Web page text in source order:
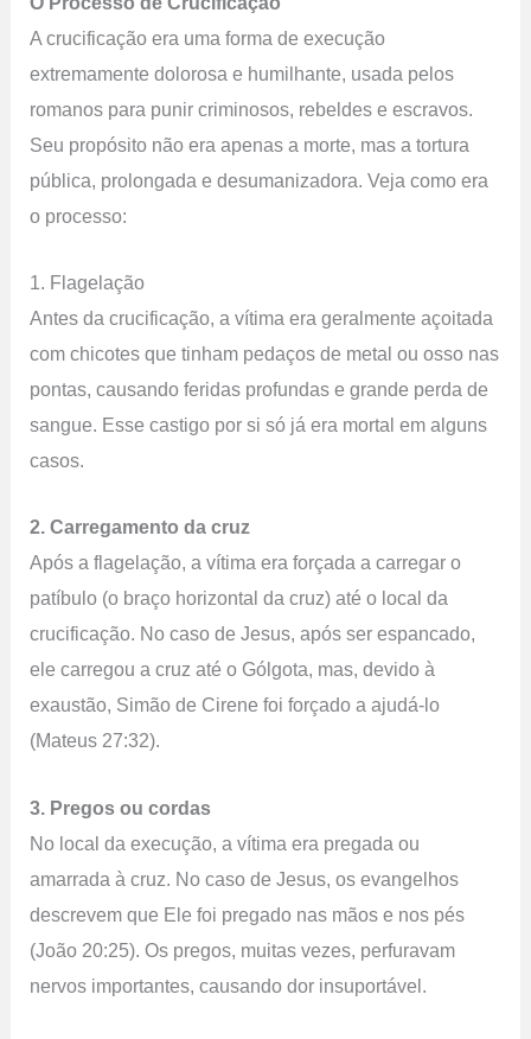
A crucificação era uma forma de execução
extremamente dolorosa e humilhante, usada pelos
romanos para punir criminosos, rebeldes e escravos.
Seu propósito não era apenas a morte, mas a tortura
pública, prolongada e desumanizadora. Veja como era
o processo:
1. Flagelação
Antes da crucificação, a vítima era geralmente açoitada
com chicotes que tinham pedaços de metal ou osso nas
pontas, causando feridas profundas e grande perda de
sangue. Esse castigo por si só já era mortal em alguns
casos.
2. Carregamento da cruz
Após a flagelação, a vítima era forçada a carregar o
patíbulo (o braço horizontal da cruz) até o local da
crucificação. No caso de Jesus, após ser espancado,
ele carregou a cruz até o Gólgota, mas, devido à
exaustão, Simão de Cirene foi forçado a ajudá-lo
(Mateus 27:32).
3. Pregos ou cordas
No local da execução, a vítima era pregada ou
amarrada à cruz. No caso de Jesus, os evangelhos
descrevem que Ele foi pregado nas mãos e nos pés
(João 20:25). Os pregos, muitas vezes, perfuravam
nervos importantes, causando dor insuportável.